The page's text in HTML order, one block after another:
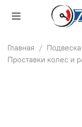
Главная
Проставки колес и